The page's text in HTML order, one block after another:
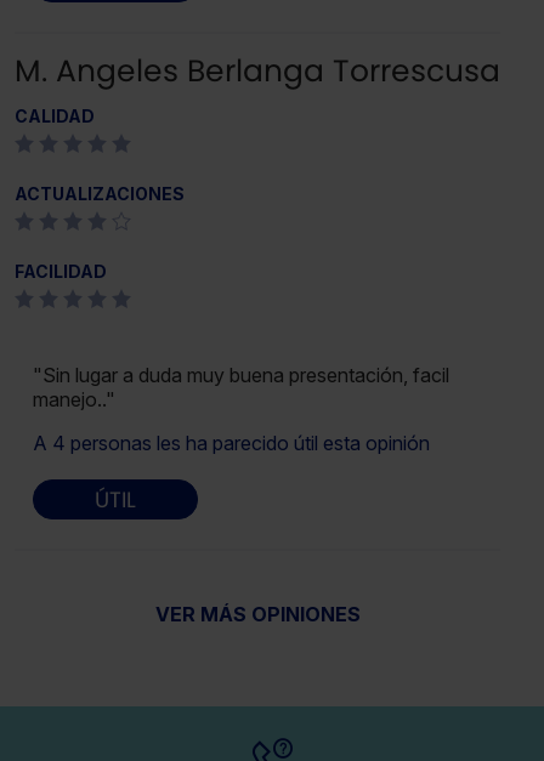
M. Angeles Berlanga Torrescusa
CALIDAD
ACTUALIZACIONES
FACILIDAD
"Sin lugar a duda muy buena presentación, facil
manejo.."
A 4 personas les ha parecido útil esta opinión
ÚTIL
VER MÁS OPINIONES